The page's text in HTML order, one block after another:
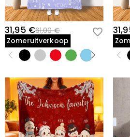
31,95 €61,00 €
Zomeruitverkoop